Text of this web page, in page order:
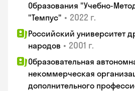
Образования "Учебно-
"Темпус" • 2022 г.
Российский университет
народов • 2001 г.
Образовательная
некоммерческая
дополнительного